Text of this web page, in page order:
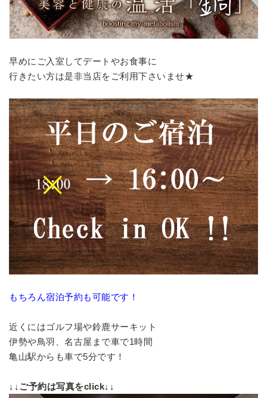
早めにご入室してデートやお食事に
行きたい方は是非当店をご利用下さいませ★
もちろん宿泊予約も可能です！
近くにはゴルフ場や鈴鹿サーキット
伊勢や鳥羽、名古屋まで車で1時間
亀山駅からも車で5分です！
↓↓ご予約は写真をclick↓↓